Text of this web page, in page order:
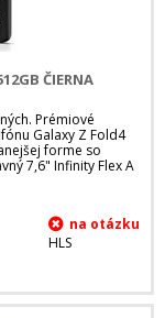
ČIERNA
Prémiové
Galaxy Z Fold4
forme so
7,6" Infinity Flex A
HLS